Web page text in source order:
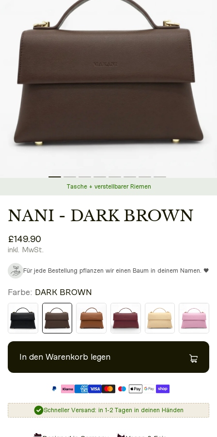
Tasche + verstellbarer Riemen
NANI - DARK BROWN
£149.90
inkl. MwSt.
Für jede Bestellung pflanzen wir einen Baum in deinem Namen. 🖤
Farbe: DARK BROWN
In den Warenkorb legen
Schneller Versand: in 1-2 Tagen in deinen Händen